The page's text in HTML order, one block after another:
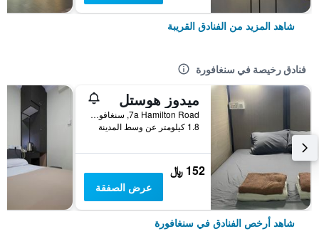
شاهد المزيد من الفنادق القريبة
فنادق رخيصة في سنغافورة
ميدوز هوستل
7a Hamilton Road, سنغافورة, سنغافورة
1.8 كيلومتر عن وسط المدينة
152 ﷼
عرض الصفقة
شاهد أرخص الفنادق في سنغافورة